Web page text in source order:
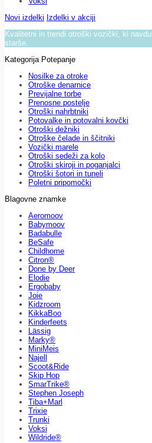
Novi izdelki Izdelki v akciji
Kvalitetni in trendi otroški vozički, ki
starše.
Kategorija Potepanje
Nosilke za otroke
Otroške denarnice
Previjalne torbe
Prenosne postelje
Otroški nahrbtniki
Potovalke in potovalni kovčki
Otroški dežniki
Otroške čelade in ščitniki
Vozički marele
Otroški sedeži za kolo
Otroški skiroji in poganjalci
Otroški šotori in tuneli
Poletni pripomočki
Blagovne znamke
Aeromoov
Babymoov
Badabulle
BeSafe
Childhome
Citron®
Done by Deer
Elodie
Ergobaby
Joie
Kidzroom
KikkaBoo
Kinderfeets
Lässig
Marky®
MiniMeis
Najell
Scoot&Ride
Skip Hop
SmarTrike®
Stephen Joseph
Tiba+Marl
Trixie
Trunki
Voksi
Wildride®